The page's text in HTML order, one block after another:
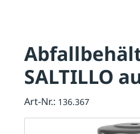
SALTILLO
Art-Nr.: 136.367